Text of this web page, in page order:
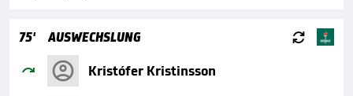
75' AUSWECHSLUNG 
 Kristófer Kristinsson